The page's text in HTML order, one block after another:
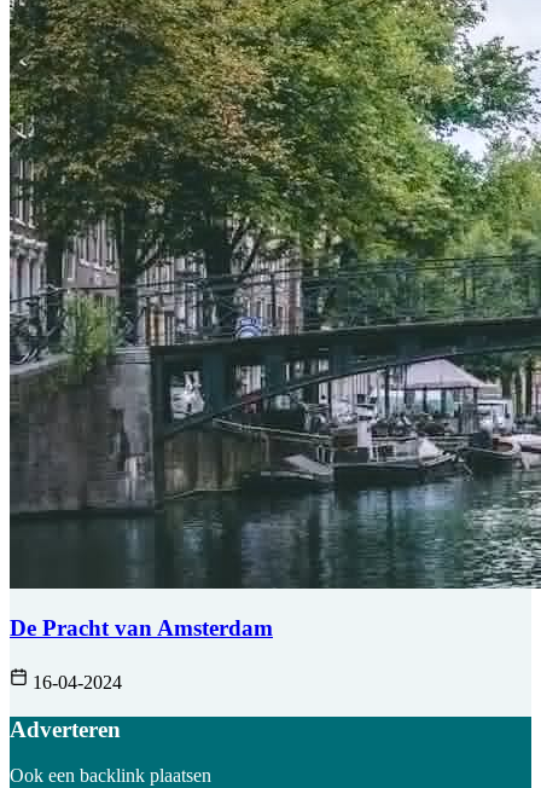
De Pracht van Amsterdam
16-04-2024
Adverteren
Ook een backlink plaatsen